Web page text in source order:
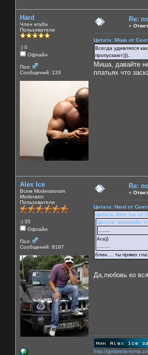
Hard
Член клуба
Пользователи
:) 0
Офлайн
Пол:
Сообщений: 133
Re:
«
Цитата: Міша от
Всегда удивлялся
пропускают)))..
Миша, давайте
платьях что
Alex Ice
Всем Moderatoram
Moderator
Пользователи
:) 35
Офлайн
Пол:
Сообщений: 8197
Re:
«
Цитата: Hard от
Цитата: Alex Ice от
Цитата: alexander
Ага))
блин.... ты прямо
Да,любовь ко
http://gelateria-